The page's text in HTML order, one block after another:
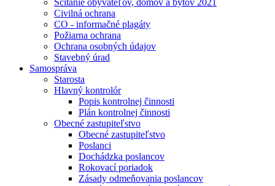
Sčítanie obyvateľov, domov a bytov 2021
Civilná ochrana
CO - informačné plagáty
Požiarna ochrana
Ochrana osobných údajov
Stavebný úrad
Samospráva
Starosta
Hlavný kontrolór
Popis kontrolnej činnosti
Plán kontrolnej činnosti
Obecné zastupiteľstvo
Obecné zastupiteľstvo
Poslanci
Dochádzka poslancov
Rokovací poriadok
Zásady odmeňovania poslancov